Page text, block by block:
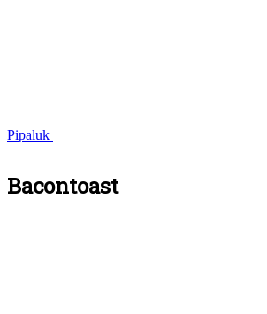
Pipaluk
Bacontoast